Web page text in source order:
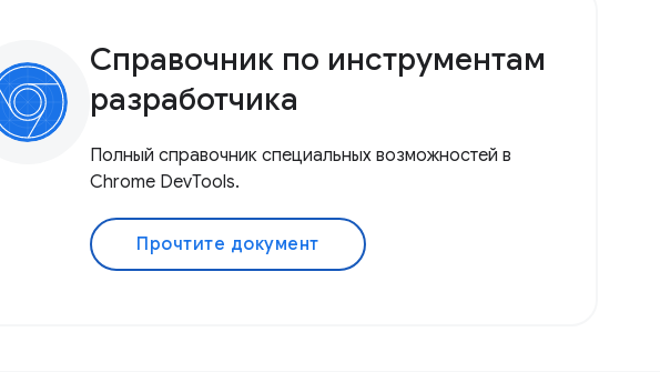
Справочник по инструментам
разработчика
Полный справочник специальных возможностей в
Chrome DevTools.
Прочтите документ